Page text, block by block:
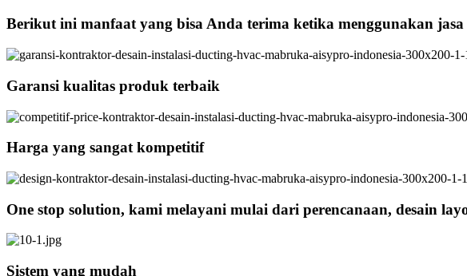
Berikut ini manfaat yang bisa Anda terima ketika menggunakan
Garansi kualitas produk terbaik
Harga yang sangat kompetitif
One stop solution, kami melayani mulai dari perencanaan, desain
Sistem yang mudah